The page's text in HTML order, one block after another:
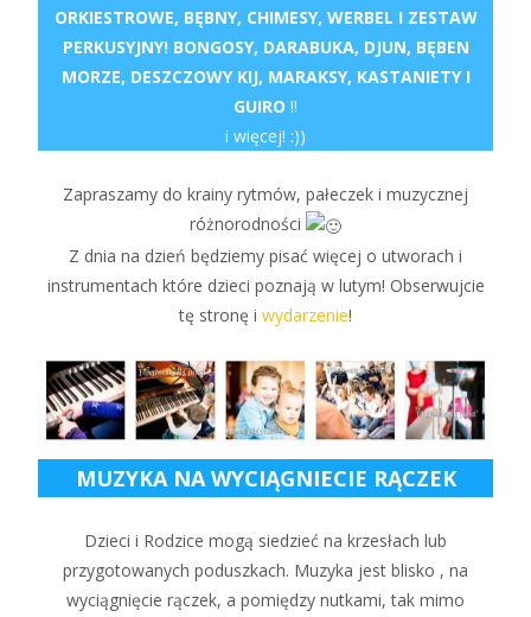
ORKIESTROWE, BĘBNY, CHIMESY, WERBEL I ZESTAW
PERKUSYJNY! BONGOSY, DARABUKA, DJUN, BĘBEN
MORZE, DESZCZOWY KIJ, MARAKSY, KASTANIETY I
GUIRO !!
i więcej! :))
Zapraszamy do krainy rytmów, pałeczek i muzycznej
różnorodności
Z dnia na dzień będziemy pisać więcej o utworach i
instrumentach które dzieci poznają w lutym! Obserwujcie
tę stronę i wydarzenie!
MUZYKA NA WYCIĄGNIECIE RĄCZEK
Dzieci i Rodzice mogą siedzieć na krzesłach lub
przygotowanych poduszkach. Muzyka jest blisko , na
wyciągnięcie rączek, a pomiędzy nutkami, tak mimo